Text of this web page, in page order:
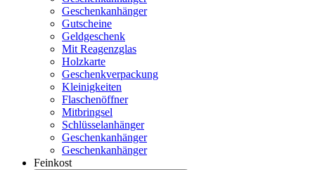
Geschenkanhänger
Gutscheine
Geldgeschenk
Mit Reagenzglas
Holzkarte
Geschenkverpackung
Kleinigkeiten
Flaschenöffner
Mitbringsel
Schlüsselanhänger
Geschenkanhänger
Geschenkanhänger
Feinkost